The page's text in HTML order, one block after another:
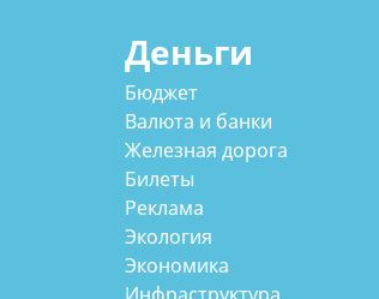
Деньги
Бюджет
Валюта и банки
Железная дорога
Билеты
Реклама
Экология
Экономика